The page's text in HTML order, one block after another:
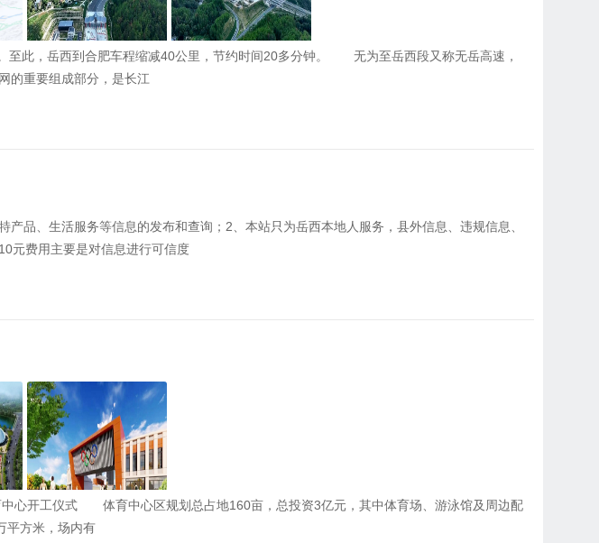
此，岳西到合肥车程缩减40公里，节约时间20多分钟。 无为至岳西段又称无岳高速，
的重要组成部分，是长江
产品、生活服务等信息的发布和查询；2、本站只为岳西本地人服务，县外信息、违规信息、
元费用主要是对信息进行可信度
中心开工仪式 体育中心区规划总占地160亩，总投资3亿元，其中体育场、游泳馆及周边配
平方米，场内有